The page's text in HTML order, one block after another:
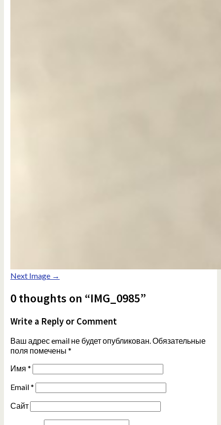
Next Image →
0 thoughts on “IMG_0985”
Write a Reply or Comment
Ваш адрес email не будет опубликован.Обязательные
поля помечены *
Имя *
Email*
Сайт